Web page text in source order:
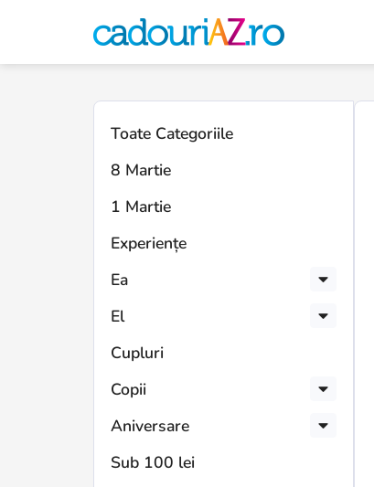
Toate Categoriile
8 Martie
1 Martie
Experiențe
Ea
El
Cupluri
Copii
Aniversare
Sub 100 lei